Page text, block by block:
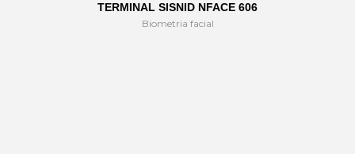
TERMINAL SISNID NFACE 606
Biometria facial